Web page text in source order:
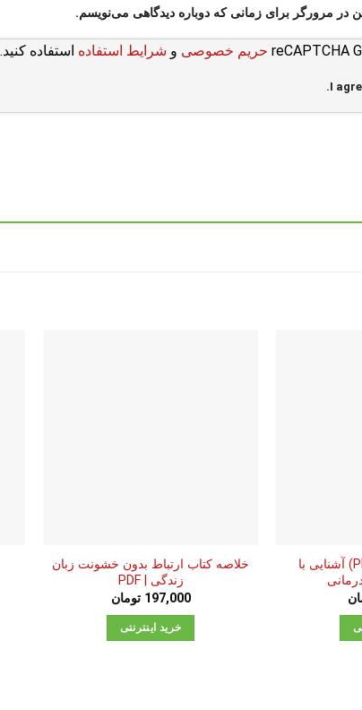
در مرورگر برای زمانی که دوباره دیدگاهی می‌نویسم.
حریم خصوصی و شرایط استفاده استفاده کنید.
I
کتاب الکترونیکی (PDF) آشنایی با
خلاصه کتاب ارتباط بدون خشونت زبان
زندگی | PDF
197,000 تومان
خرید اینترنتی